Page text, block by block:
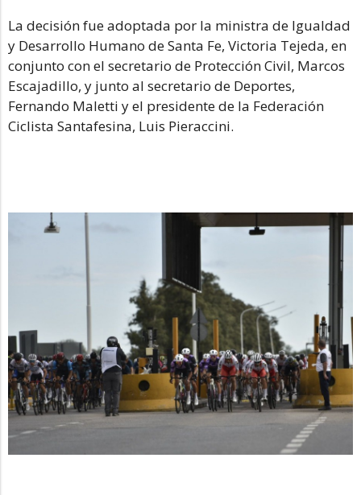
La decisión fue adoptada por la ministra de Igualdad
y Desarrollo Humano de Santa Fe, Victoria Tejeda, en
conjunto con el secretario de Protección Civil, Marcos
Escajadillo, y junto al secretario de Deportes,
Fernando Maletti y el presidente de la Federación
Ciclista Santafesina, Luis Pieraccini.